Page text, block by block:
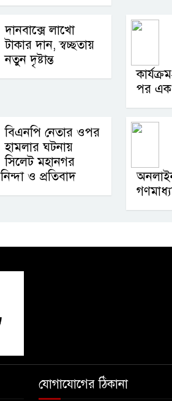
দানবাক্সে লাখো
টাকার দান, স্বচ্ছতায়
নতুন দৃষ্টান্ত
পর এক
বিএনপি নেতার ওপর
হামলার ঘটনায়
সিলেট মহানগর
ও প্রতিবাদ
যোগাযোগের ঠিকানা